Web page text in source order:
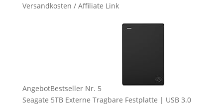
Versandkosten / Affiliate Link
AngebotBestseller Nr. 5
Seagate 5TB Externe Tragbare Festplatte | USB 3.0